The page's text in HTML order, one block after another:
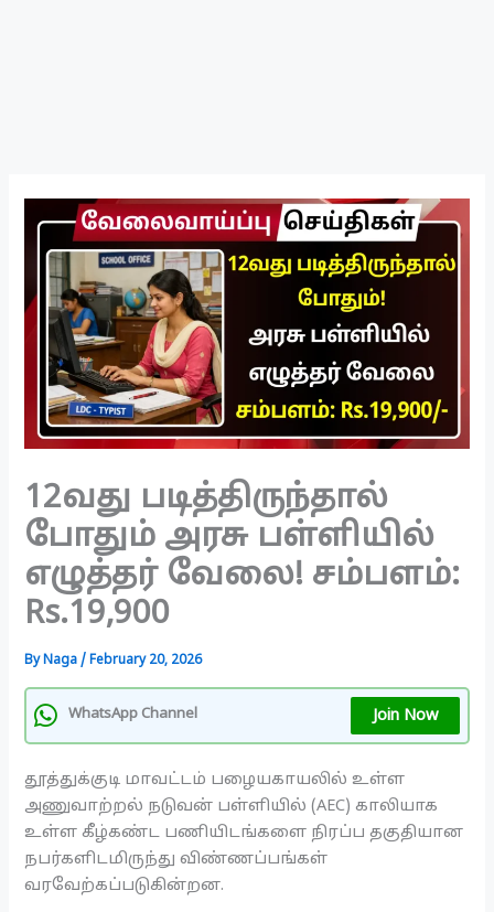
12வது படித்திருந்தால்
போதும் அரசு பள்ளியில்
எழுத்தர் வேலை! சம்பளம்:
Rs.19,900
ByNaga/February 20, 2026
WhatsApp Channel Join Now
தூத்துக்குடி மாவட்டம் பழையகாயலில் உள்ள
அணுவாற்றல் நடுவன் பள்ளியில் (AEC) காலியாக
உள்ள கீழ்கண்ட பணியிடங்களை நிரப்ப தகுதியான
நபர்களிடமிருந்து விண்ணப்பங்கள்
வரவேற்கப்படுகின்றன.